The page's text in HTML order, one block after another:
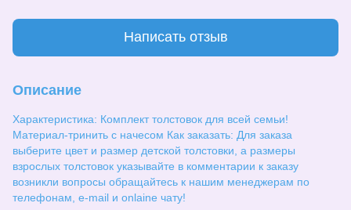
Написать отзыв
Описание
Характеристика: Комплект толстовок для всей семьи!
Материал-тринить с начесом Как заказать: Для заказа
выберите цвет и размер детской толстовки, а размеры
взрослых толстовок указывайте в комментарии к заказу
возникли вопросы обращайтесь к нашим менеджерам по
телефонам, e-mail и onlaine чату!